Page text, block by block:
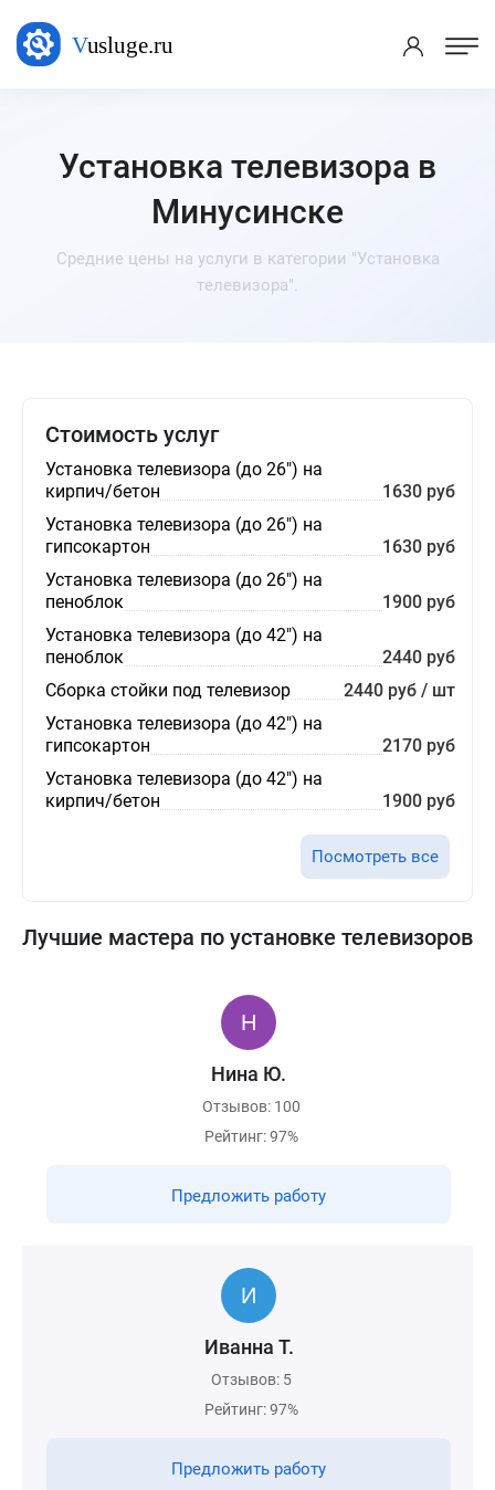
Установка телевизора в
Минусинске
Средние цены на услуги в категории "Установка
телевизора".
Стоимость услуг
Установка телевизора (до 26") на
кирпич/бетон
1630 руб
Установка телевизора (до 26") на
гипсокартон
1630 руб
Установка телевизора (до 26") на
пеноблок
1900 руб
Установка телевизора (до 42") на
пеноблок
2440 руб
Сборка стойки под телевизор
2440 руб / шт
Установка телевизора (до 42") на
гипсокартон
2170 руб
Установка телевизора (до 42") на
кирпич/бетон
1900 руб
Посмотреть все
Лучшие мастера по установке телевизоров
Нина Ю.
Отзывов: 100
Рейтинг: 97%
Предложить работу
Иванна Т.
Отзывов: 5
Рейтинг: 97%
Предложить работу